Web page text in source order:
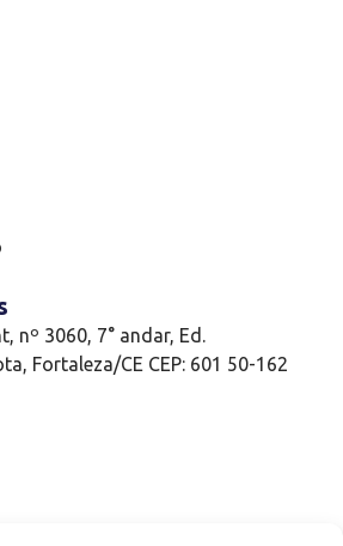
nº 3060, 7° andar, Ed.
Fortaleza/CE CEP: 601 50-162